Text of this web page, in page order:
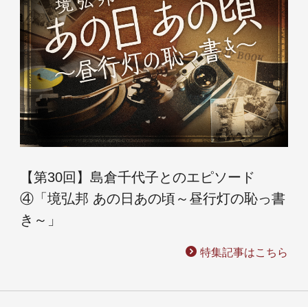
【第30回】島倉千代子とのエピソード
④「境弘邦 あの日あの頃～昼行灯の恥っ書
き～」
特集記事はこちら